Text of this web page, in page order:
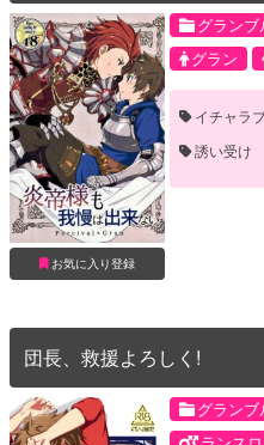
お気に入り登録
グラン
グラン
イチャラ
誘い受け
団長、救援よろしく!
グラン